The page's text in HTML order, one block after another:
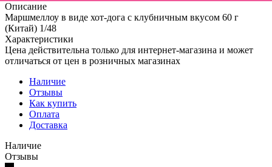
Описание
Маршмеллоу в виде хот-дога с клубничным вкусом 60 г
(Китай) 1/48
Характеристики
Цена действительна только для интернет-магазина и может
отличаться от цен в розничных магазинах
Наличие
Отзывы
Как купить
Оплата
Доставка
Наличие
Отзывы